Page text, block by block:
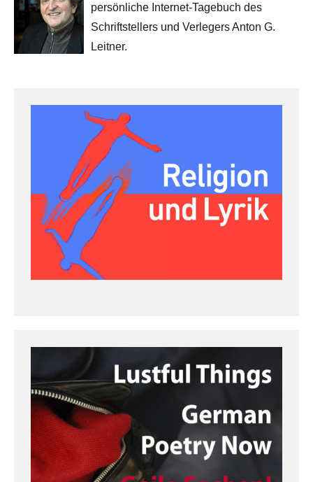
persönliche Internet-Tagebuch des
Schriftstellers und Verlegers Anton G.
Leitner.